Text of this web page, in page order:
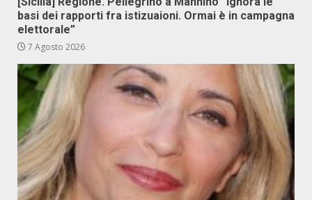
basi dei rapporti fra istizuaioni. Ormai è in campagna
elettorale”
7 Agosto 2026